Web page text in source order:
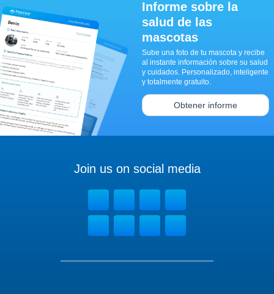
Informe sobre la
salud de las
mascotas
Sube una foto de tu mascota y recibe
al instante información sobre su salud
y cuidados. Personalizado, inteligente
y totalmente gratuito.
Obtener informe
Join us on social media